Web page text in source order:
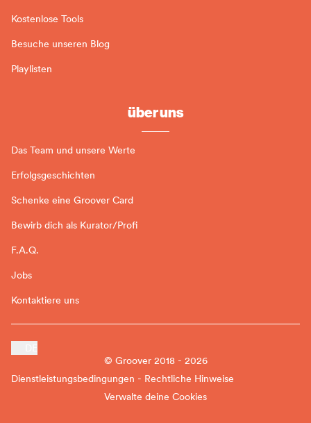
Kostenlose Tools
Besuche unseren Blog
Playlisten
über uns
Das Team und unsere Werte
Erfolgsgeschichten
Schenke eine Groover Card
Bewirb dich als Kurator/Profi
F.A.Q.
Jobs
Kontaktiere uns
© Groover 2018 - 2026
Dienstleistungsbedingungen - Rechtliche Hinweise
Verwalte deine Cookies